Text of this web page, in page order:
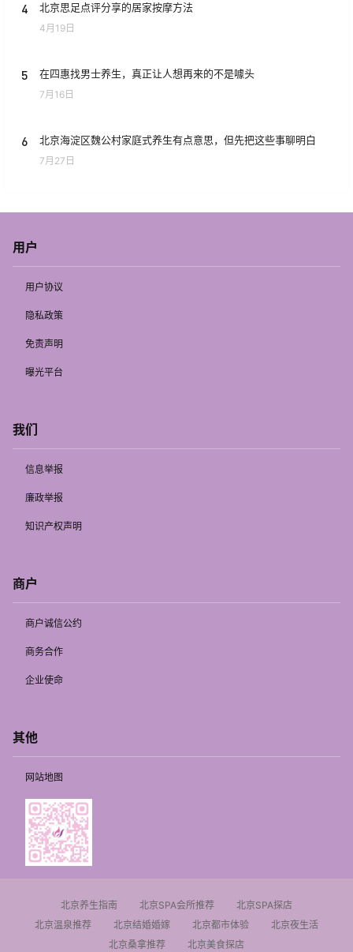
4 北京思足点评分享的居家按摩方法
4月19日
5 在四惠找男士养生，真正让人想再来的不是噱头
7月16日
6 北京海淀区魏公村家庭式养生有点意思，但先把这些事聊明白
7月27日
用户
用户协议
隐私政策
免责声明
曝光平台
我们
信息举报
廉政举报
知识产权声明
商户
商户诚信公约
商务合作
企业使命
其他
网站地图
北京养生指南 北京SPA会所推荐
北京SPA探店
北京温泉推荐
北京结婚婚嫁 北京都市体验
北京夜生活
北京桑拿推荐
北京美食探店